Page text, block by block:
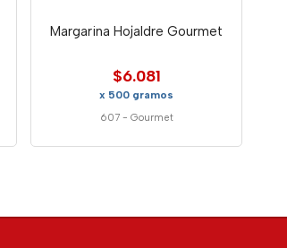
Margarina Hojaldre Gourmet
$6.081
x 500 gramos
607 - Gourmet